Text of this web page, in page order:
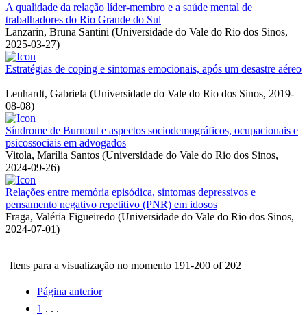
A qualidade da relação líder-membro e a saúde mental de
trabalhadores do Rio Grande do Sul
Lanzarin, Bruna Santini (Universidade do Vale do Rio dos Sinos,
2025-03-27)
Estratégias de coping e sintomas emocionais, após um desastre aéreo
Lenhardt, Gabriela (Universidade do Vale do Rio dos Sinos, 2019-
08-08)
Síndrome de Burnout e aspectos sociodemográficos, ocupacionais e
psicossociais em advogados
Vitola, Marília Santos (Universidade do Vale do Rio dos Sinos,
2024-09-26)
Relações entre memória episódica, sintomas depressivos e
pensamento negativo repetitivo (PNR) em idosos
Fraga, Valéria Figueiredo (Universidade do Vale do Rio dos Sinos,
2024-07-01)
Itens para a visualização no momento 191-200 of 202
Página anterior
1 . . .